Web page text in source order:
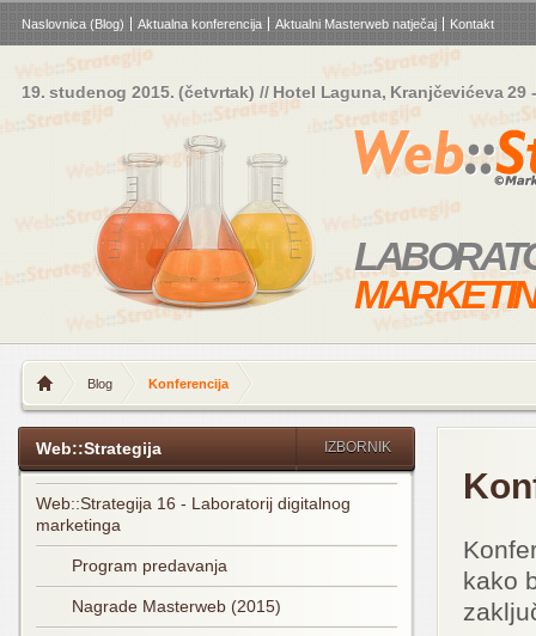
Naslovnica (Blog) Aktualna konferencija Aktualni Masterweb natječaj Kontakt
19. studenog 2015. (četvrtak) // Hotel Laguna, Kranjčevićeva 29
Blog Konferencija
kako
IZBORNIK
Web::Strategija
Web::Strategija 16 - Laboratorij digitalnog
marketinga
Program predavanja
Nagrade Masterweb (2015)